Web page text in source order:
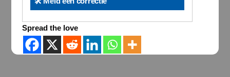
Spread the love